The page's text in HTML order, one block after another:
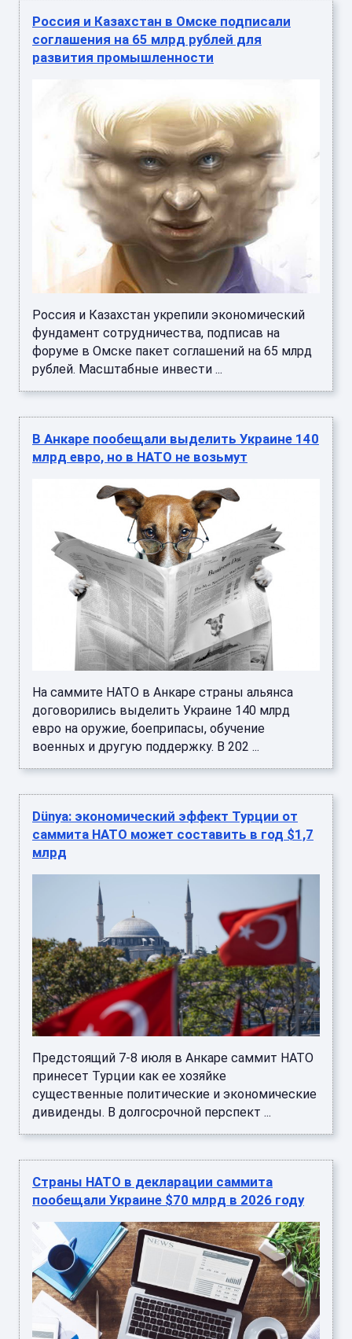
Россия и Казахстан в Омске подписали
соглашения на 65 млрд рублей для
развития промышленности
Россия и Казахстан укрепили экономический
фундамент сотрудничества, подписав на
форуме в Омске пакет соглашений на 65 млрд
рублей. Масштабные инвести ...
В Анкаре пообещали выделить Украине 140
млрд евро, но в НАТО не возьмут
На саммите НАТО в Анкаре страны альянса
договорились выделить Украине 140 млрд
евро на оружие, боеприпасы, обучение
военных и другую поддержку. В 202 ...
Dünya: экономический эффект Турции от
саммита НАТО может составить в год $1,7
млрд
Предстоящий 7-8 июля в Анкаре саммит НАТО
принесет Турции как ее хозяйке
существенные политические и экономические
дивиденды. В долгосрочной перспект ...
Страны НАТО в декларации саммита
пообещали Украине $70 млрд в 2026 году